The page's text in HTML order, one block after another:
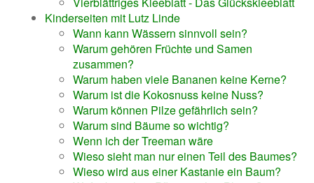
Kinderseiten mit Lutz Linde
Wann kann Wässern sinnvoll sein?
Warum gehören Früchte und Samen
zusammen?
Warum haben viele Bananen keine Kerne?
Warum ist die Kokosnuss keine Nuss?
Warum können Pilze gefährlich sein?
Warum sind Bäume so wichtig?
Wenn ich der Treeman wäre
Wieso sieht man nur einen Teil des Baumes?
Wieso wird aus einer Kastanie ein Baum?